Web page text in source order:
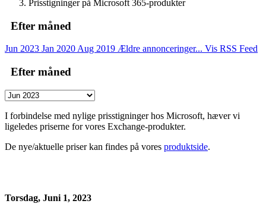
Prisstigninger på Microsoft 365-produkter
Efter måned
Jun 2023 Jan 2020 Aug 2019 Ældre annonceringer... Vis RSS Feed
Efter måned
I forbindelse med nylige prisstigninger hos Microsoft, hæver vi
ligeledes priserne for vores Exchange-produkter.
De nye/aktuelle priser kan findes på vores produktside.
Torsdag, Juni 1, 2023